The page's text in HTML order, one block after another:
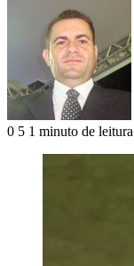
0 5 1 minuto de leitura